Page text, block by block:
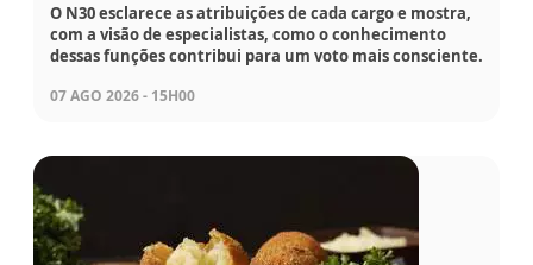
O N30 esclarece as atribuições de cada cargo e mostra,
com a visão de especialistas, como o conhecimento
dessas funções contribui para um voto mais consciente.
07 AGO 2026 - 15H00